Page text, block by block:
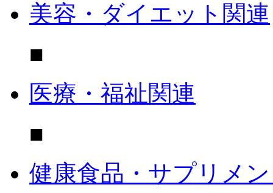
美容・ダイエット関連
■
医療・福祉関連
■
健康食品・サプリメ